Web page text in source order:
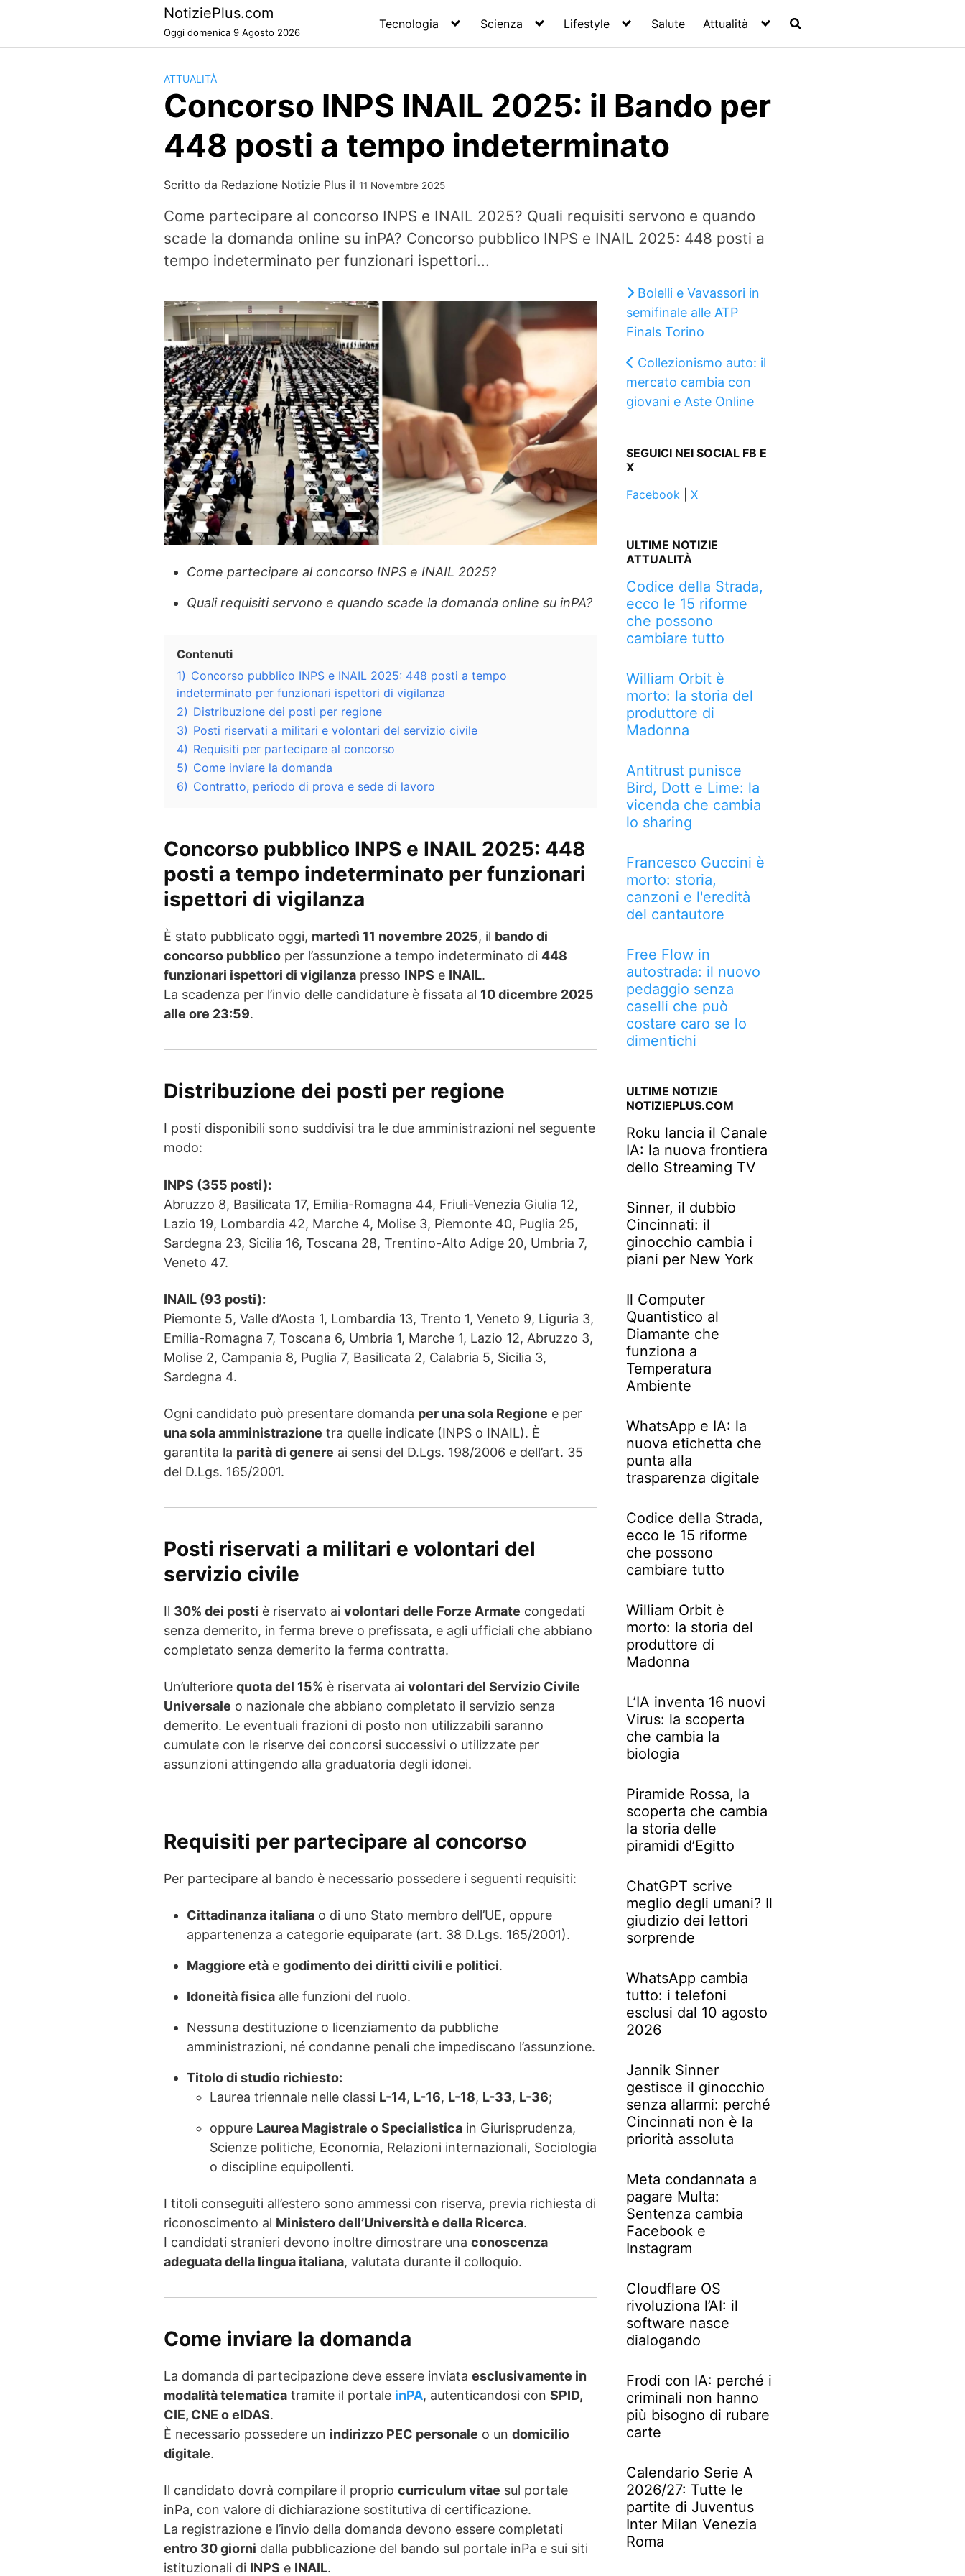
NotiziePlus.com
Oggi domenica 9 Agosto 2026
Tecnologia Scienza Lifestyle Salute Attualità
ATTUALITÀ
Concorso INPS INAIL 2025: il Bando per
448 posti a tempo indeterminato
Scritto da Redazione Notizie Plus il 11 Novembre 2025
Come partecipare al concorso INPS e INAIL 2025? Quali requisiti servono e quando
scade la domanda online su inPA? Concorso pubblico INPS e INAIL 2025: 448 posti a
tempo indeterminato per funzionari ispettori...
Come partecipare al concorso INPS e INAIL 2025?
Quali requisiti servono e quando scade la domanda online su inPA?
Contenuti
1) Concorso pubblico INPS e INAIL 2025: 448 posti a tempo
indeterminato per funzionari ispettori di vigilanza
2) Distribuzione dei posti per regione
3) Posti riservati a militari e volontari del servizio civile
4) Requisiti per partecipare al concorso
5) Come inviare la domanda
6) Contratto, periodo di prova e sede di lavoro
Concorso pubblico INPS e INAIL 2025: 448
posti a tempo indeterminato per funzionari
ispettori di vigilanza
È stato pubblicato oggi, martedì 11 novembre 2025, il bando di
concorso pubblico per l’assunzione a tempo indeterminato di 448
funzionari ispettori di vigilanza presso INPS e INAIL.
La scadenza per l’invio delle candidature è fissata al 10 dicembre 2025
alle ore 23:59.
Distribuzione dei posti per regione
I posti disponibili sono suddivisi tra le due amministrazioni nel seguente
modo:
INPS (355 posti):
Abruzzo 8, Basilicata 17, Emilia-Romagna 44, Friuli-Venezia Giulia 12,
Lazio 19, Lombardia 42, Marche 4, Molise 3, Piemonte 40, Puglia 25,
Sardegna 23, Sicilia 16, Toscana 28, Trentino-Alto Adige 20, Umbria 7,
Veneto 47.
INAIL (93 posti):
Piemonte 5, Valle d’Aosta 1, Lombardia 13, Trento 1, Veneto 9, Liguria 3,
Emilia-Romagna 7, Toscana 6, Umbria 1, Marche 1, Lazio 12, Abruzzo 3,
Molise 2, Campania 8, Puglia 7, Basilicata 2, Calabria 5, Sicilia 3,
Sardegna 4.
Ogni candidato può presentare domanda per una sola Regione e per
una sola amministrazione tra quelle indicate (INPS o INAIL). È
garantita la parità di genere ai sensi del D.Lgs. 198/2006 e dell’art. 35
del D.Lgs. 165/2001.
Posti riservati a militari e volontari del
servizio civile
Il 30% dei posti è riservato ai volontari delle Forze Armate congedati
senza demerito, in ferma breve o prefissata, e agli ufficiali che abbiano
completato senza demerito la ferma contratta.
Un’ulteriore quota del 15% è riservata ai volontari del Servizio Civile
Universale o nazionale che abbiano completato il servizio senza
demerito. Le eventuali frazioni di posto non utilizzabili saranno
cumulate con le riserve dei concorsi successivi o utilizzate per
assunzioni attingendo alla graduatoria degli idonei.
Requisiti per partecipare al concorso
Per partecipare al bando è necessario possedere i seguenti requisiti:
Cittadinanza italiana o di uno Stato membro dell’UE, oppure
appartenenza a categorie equiparate (art. 38 D.Lgs. 165/2001).
Maggiore età e godimento dei diritti civili e politici.
Idoneità fisica alle funzioni del ruolo.
Nessuna destituzione o licenziamento da pubbliche
amministrazioni, né condanne penali che impediscano l’assunzione.
Titolo di studio richiesto:
Laurea triennale nelle classi L-14, L-16, L-18, L-33, L-36;
oppure Laurea Magistrale o Specialistica in Giurisprudenza,
Scienze politiche, Economia, Relazioni internazionali, Sociologia
o discipline equipollenti.
I titoli conseguiti all’estero sono ammessi con riserva, previa richiesta di
riconoscimento al Ministero dell’Università e della Ricerca.
I candidati stranieri devono inoltre dimostrare una conoscenza
adeguata della lingua italiana, valutata durante il colloquio.
Come inviare la domanda
La domanda di partecipazione deve essere inviata esclusivamente in
modalità telematica tramite il portale inPA, autenticandosi con SPID,
CIE, CNE o eIDAS.
È necessario possedere un indirizzo PEC personale o un domicilio
digitale.
Il candidato dovrà compilare il proprio curriculum vitae sul portale
inPa, con valore di dichiarazione sostitutiva di certificazione.
La registrazione e l’invio della domanda devono essere completati
entro 30 giorni dalla pubblicazione del bando sul portale inPa e sui siti
istituzionali di INPS e INAIL.
Bolelli e Vavassori in
semifinale alle ATP
Finals Torino
Collezionismo auto: il
mercato cambia con
giovani e Aste Online
SEGUICI NEI SOCIAL FB E
X
Facebook| X
ULTIME NOTIZIE
ATTUALITÀ
Codice della Strada,
ecco le 15 riforme
che possono
cambiare tutto
William Orbit è
morto: la storia del
produttore di
Madonna
Antitrust punisce
Bird, Dott e Lime: la
vicenda che cambia
lo sharing
Francesco Guccini è
morto: storia,
canzoni e l'eredità
del cantautore
Free Flow in
autostrada: il nuovo
pedaggio senza
caselli che può
costare caro se lo
dimentichi
ULTIME NOTIZIE
NOTIZIEPLUS.COM
Roku lancia il Canale
IA: la nuova frontiera
dello Streaming TV
Sinner, il dubbio
Cincinnati: il
ginocchio cambia i
piani per New York
Il Computer
Quantistico al
Diamante che
funziona a
Temperatura
Ambiente
WhatsApp e IA: la
nuova etichetta che
punta alla
trasparenza digitale
Codice della Strada,
ecco le 15 riforme
che possono
cambiare tutto
William Orbit è
morto: la storia del
produttore di
Madonna
L’IA inventa 16 nuovi
Virus: la scoperta
che cambia la
biologia
Piramide Rossa, la
scoperta che cambia
la storia delle
piramidi d’Egitto
ChatGPT scrive
meglio degli umani? Il
giudizio dei lettori
sorprende
WhatsApp cambia
tutto: i telefoni
esclusi dal 10 agosto
2026
Jannik Sinner
gestisce il ginocchio
senza allarmi: perché
Cincinnati non è la
priorità assoluta
Meta condannata a
pagare Multa:
Sentenza cambia
Facebook e
Instagram
Cloudflare OS
rivoluziona l’AI: il
software nasce
dialogando
Frodi con IA: perché i
criminali non hanno
più bisogno di rubare
carte
Calendario Serie A
2026/27: Tutte le
partite di Juventus
Inter Milan Venezia
Roma